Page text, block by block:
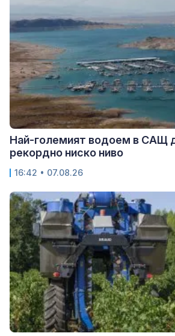
Най-големият водоем в САЩ
рекордно ниско ниво
16:42 • 07.08.26